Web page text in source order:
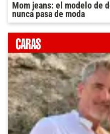
Mom jeans: el modelo de
nunca pasa de moda